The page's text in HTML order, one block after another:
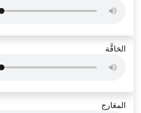
الحَاقَّة
المعَارج